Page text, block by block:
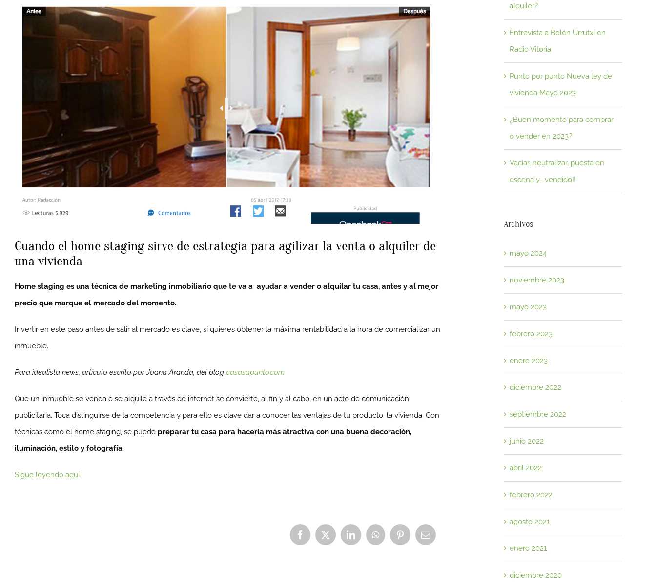
Cuando el home staging sirve de estrategia para agilizar la venta o alquiler de
una vivienda
Home staging es una técnica de marketing inmobiliario que te va a ayudar a vender o alquilar tu casa, antes y al mejor
precio que marque el mercado del momento.
Invertir en este paso antes de salir al mercado es clave, si quieres obtener la máxima rentabilidad a la hora de comercializar un
inmueble.
Para idealista news, artículo escrito por Joana Aranda, del blog casasapunto.com
Que un inmueble se venda o se alquile a través de internet se convierte, al fin y al cabo, en un acto de comunicación
publicitaria. Toca distinguirse de la competencia y para ello es clave dar a conocer las ventajas de tu producto: la vivienda. Con
técnicas como el home staging, se puede preparar tu casa para hacerla más atractiva con una buena decoración,
iluminación, estilo y fotografía.
Sigue leyendo aquí
Facebook
X LinkedInWhatsAppPinterestCorreo
electrónico
alquiler?
Entrevista a Belén Urrutxi en
Radio Vitoria
Punto por punto Nueva ley de
vivienda Mayo 2023
¿Buen momento para comprar
o vender en 2023?
Vaciar, neutralizar, puesta en
escena y… vendido!!
Archivos
mayo 2024
noviembre 2023
mayo 2023
febrero 2023
enero 2023
diciembre 2022
septiembre 2022
junio 2022
abril 2022
febrero 2022
agosto 2021
enero 2021
diciembre 2020